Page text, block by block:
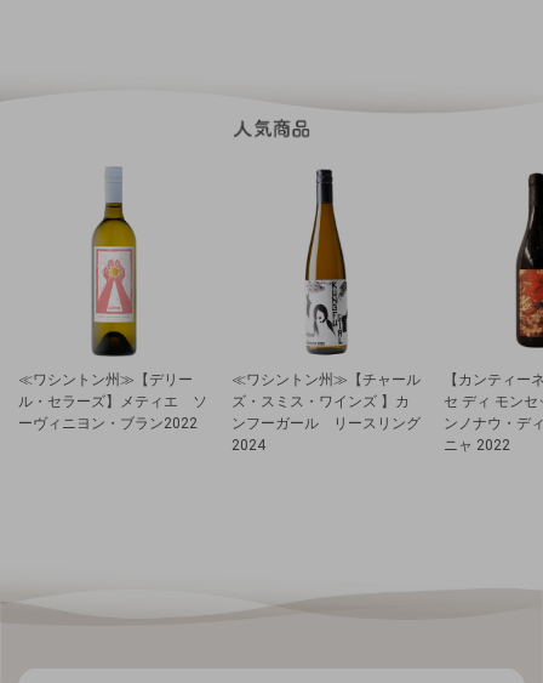
≪ワシントン州≫【デリー
ル・セラーズ】メティエ ソ
ーヴィニヨン・ブラン2022
≪ワシントン州≫【チャール
ズ・スミス・ワインズ 】カ
ンフーガール リースリング
2024
【カンティー
セ ディ モン
ンノナウ・デ
ニャ 2022